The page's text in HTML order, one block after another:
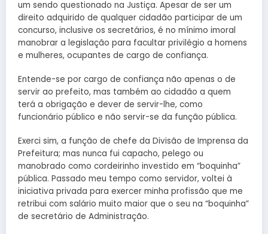
um sendo questionado na Justiça. Apesar de ser um
direito adquirido de qualquer cidadão participar de um
concurso, inclusive os secretários, é no mínimo imoral
manobrar a legislação para facultar privilégio a homens
e mulheres, ocupantes de cargo de confiança.
Entende-se por cargo de confiança não apenas o de
servir ao prefeito, mas também ao cidadão a quem
terá a obrigação e dever de servir-lhe, como
funcionário público e não servir-se da função pública.
Exerci sim, a função de chefe da Divisão de Imprensa da
Prefeitura; mas nunca fui capacho, pelego ou
manobrado como cordeirinho investido em “boquinha”
pública. Passado meu tempo como servidor, voltei à
iniciativa privada para exercer minha profissão que me
retribui com salário muito maior que o seu na “boquinha”
de secretário de Administração.